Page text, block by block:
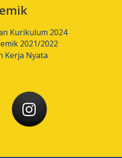
Kurikulum 2024
2021/2022
Kerja Nyata